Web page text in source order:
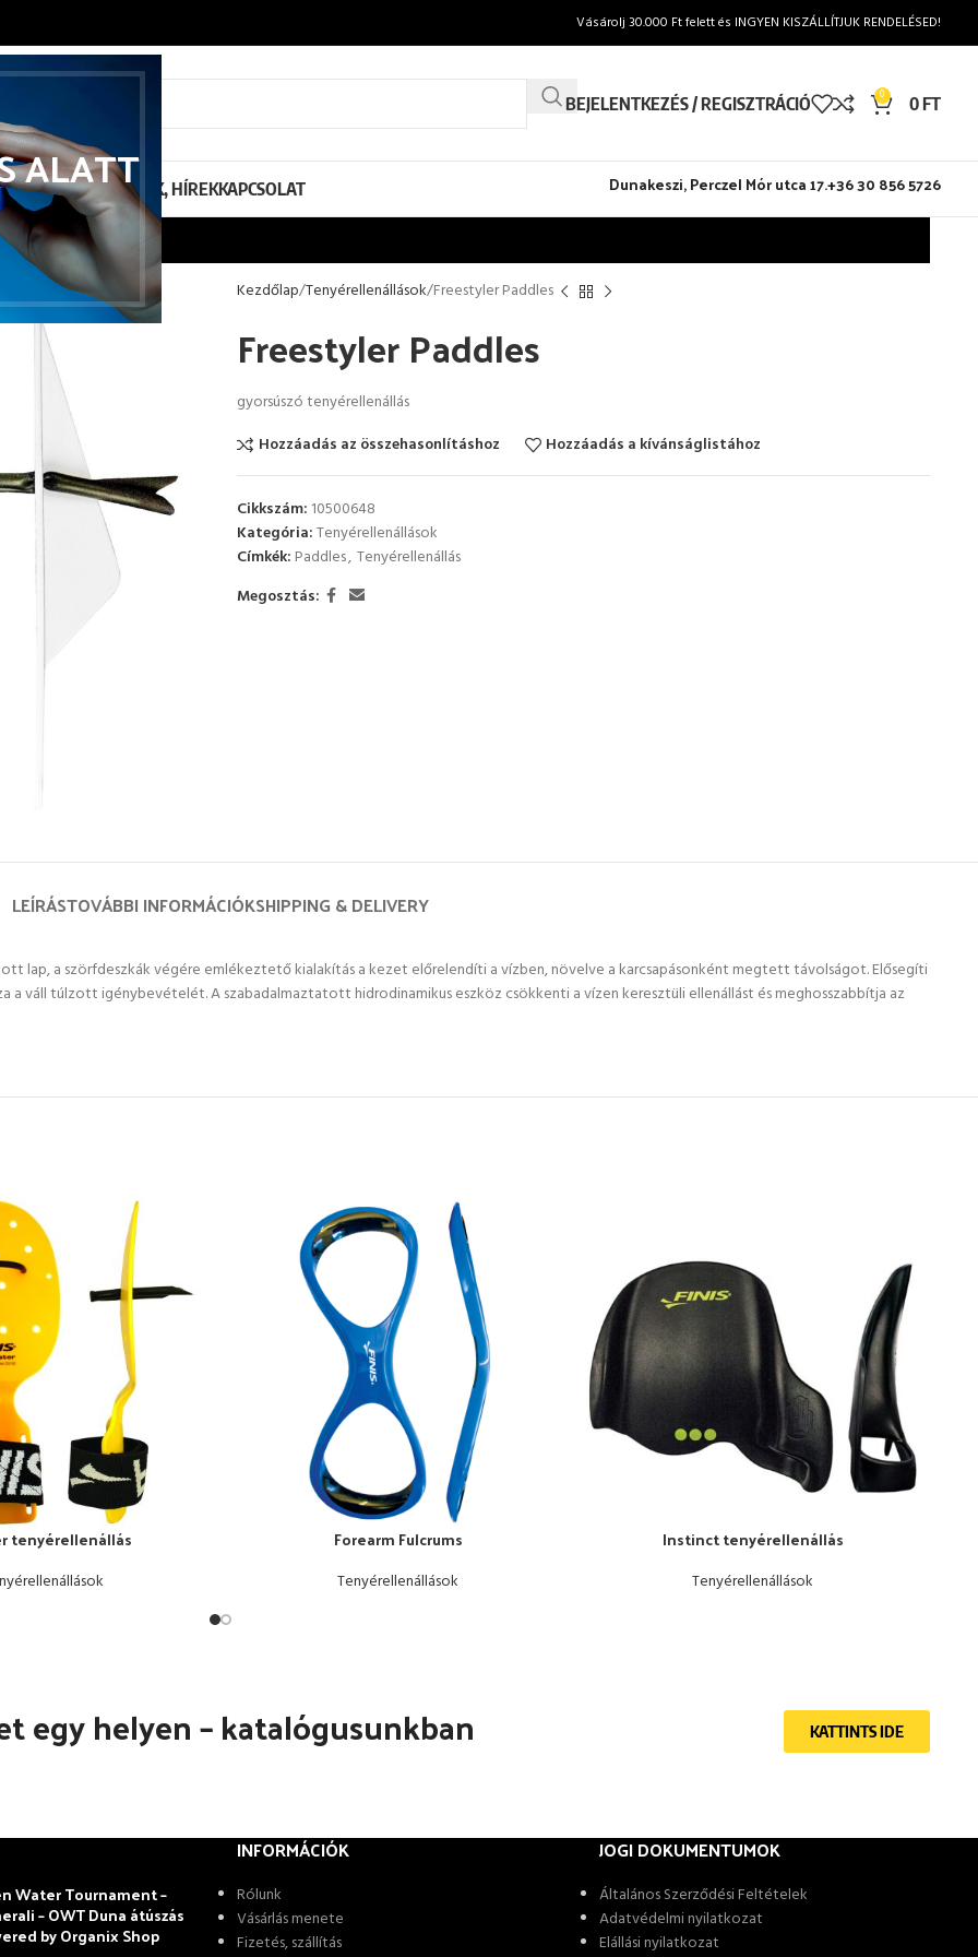
ALATT
Vásárolj 30.000 Ft felett és INGYEN KISZÁLLÍTJUK RENDELÉSED!
BEJELENTKEZÉS / REGISZTRÁCIÓ 0 0FT
INFORMÁCIÓK, HÍREKKAPCSOLAT Dunakeszi, Perczel Mór utca 17.+36 30 856 5726
Kezdőlap Tenyérellenállások Freestyler Paddles
Freestyler Paddles
gyorsúszó tenyérellenállás
Hozzáadás az összehasonlításhoz
Hozzáadás a kívánságlistához
Cikkszám: 10500648
Kategória:Tenyérellenállások
Címkék: Paddles, Tenyérellenállás
Megosztás:
LEÍRÁSTOVÁBBI INFORMÁCIÓKSHIPPING & DELIVERY
lap, a szörfdeszkák végére emlékeztető kialakítás a kezet előrelendíti a vízben, növelve a karcsapásonként megtett távolságot. Elősegíti
a váll túlzott igénybevételét. A szabadalmaztatott hidrodinamikus eszköz csökkenti a vízen keresztüli ellenállást és meghosszabbítja az
TESZEM
tenyérellenállás OPCIÓK VÁLASZTÁSAForearm Fulcrums
Tenyérellenállások
OPCIÓK VÁLASZTÁSAInstinct tenyérellenállás
Tenyérellenállások
egy helyen – katalógusunkban KATTINTS IDE
Water Tournament –
– OWT Duna átúszás
by Organix Shop
INFORMÁCIÓK
Rólunk
Vásárlás menete
Fizetés, szállítás
JOGI DOKUMENTUMOK
Általános Szerződési Feltételek
Adatvédelmi nyilatkozat
Elállási nyilatkozat